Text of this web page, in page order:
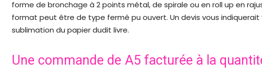
forme de bronchage à 2 points métal, de spirale ou en roll up en
format peut être de type fermé pu ouvert. Un devis vous indiquerait
sublimation du papier dudit livre.
Une commande de A5 facturée à la